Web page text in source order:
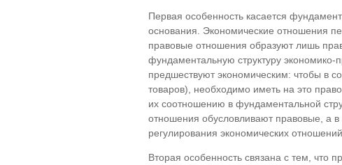
Первая особенность касается
основания. Экономические отношения
правовые отношения образуют лишь
фундаментальную структуру экономико-
предшествуют экономическим: чтобы в
товаров), необходимо иметь на это
их соотношению в фундаментальной
отношения обусловливают правовые, а
регулирования экономических отношений.
Вторая особенность связана с тем, что